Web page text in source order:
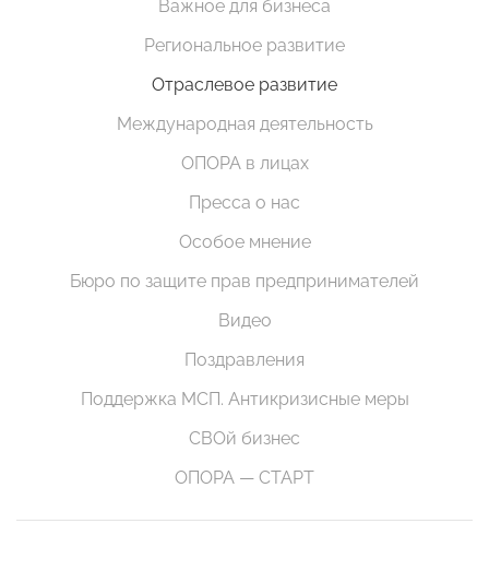
Важное для бизнеса
Региональное развитие
Отраслевое развитие
Международная деятельность
ОПОРА в лицах
Пресса о нас
Особое мнение
Бюро по защите прав предпринимателей
Видео
Поздравления
Поддержка МСП. Антикризисные меры
СВОй бизнес
ОПОРА — СТАРТ